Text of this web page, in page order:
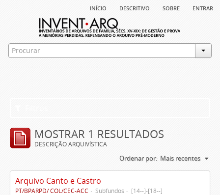
início descritivo sobre entrar
MOSTRAR 1 RESULTADOS
DESCRIÇÃO ARQUIVÍSTICA
Ordenar por: Mais recentes
Arquivo Canto e Castro
PT/BPARPD/ COL/CEC-ACC Subfundos [14--]-[18--]